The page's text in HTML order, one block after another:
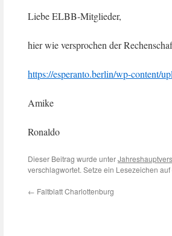
Liebe ELBB-Mitglieder,
hier wie versprochen der
https://esperanto.berlin/wp-content/
Amike
Ronaldo
Dieser Beitrag wurde unter
verschlagwortet. Setze ein Lesezeichen auf
← Faltblatt Charlottenburg